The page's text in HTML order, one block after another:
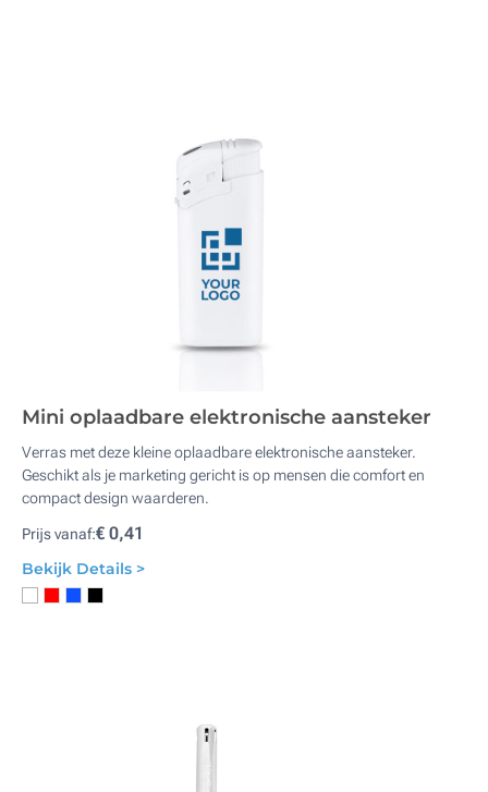
Mini oplaadbare elektronische aansteker
Verras met deze kleine oplaadbare elektronische aansteker.
Geschikt als je marketing gericht is op mensen die comfort en
compact design waarderen.
Prijs vanaf:€ 0,41
Bekijk Details >